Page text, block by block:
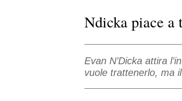
Ndicka piace a
Evan N’Dicka attira
vuole trattenerlo, ma